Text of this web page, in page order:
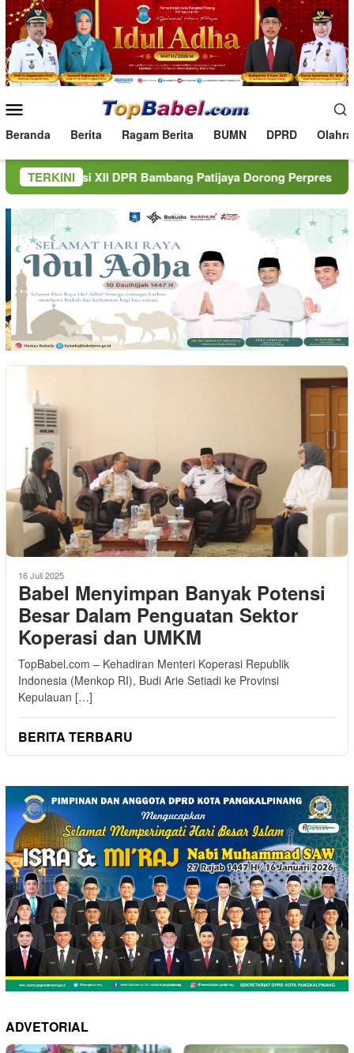
Loncat
ke
konten
Mobile
Beranda Berita Ragam Berita BUMN DPRD
TERKINI
DPR Bambang Patijaya Dorong Perpres Segera Terbit
16 Juli 2025
Babel Menyimpan Banyak Potensi
Besar Dalam Penguatan Sektor
Koperasi dan UMKM
TopBabel.com – Kehadiran Menteri Koperasi Republik
Indonesia (Menkop RI), Budi Arie Setiadi ke Provinsi
Kepulauan […]
BERITA TERBARU
ADVETORIAL